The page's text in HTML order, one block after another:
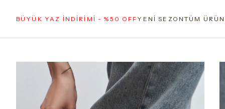
BÜYÜK YAZ İNDİRİMİ - %50 OFF YENİ SEZONTÜM